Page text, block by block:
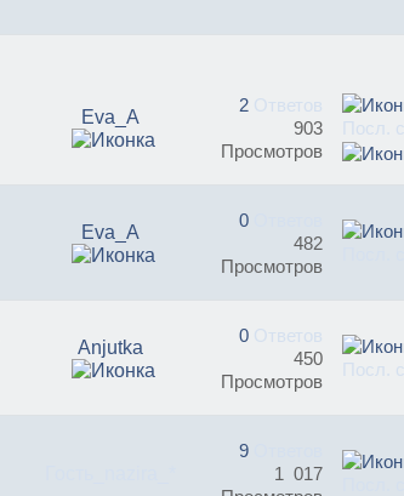
Eva_A
2 Ответов
903
Просмотров
Посл.
Eva_A
0
482
Просмотров
Anjutka
0 Ответов
450
Просмотров
Посл.
9
1 017